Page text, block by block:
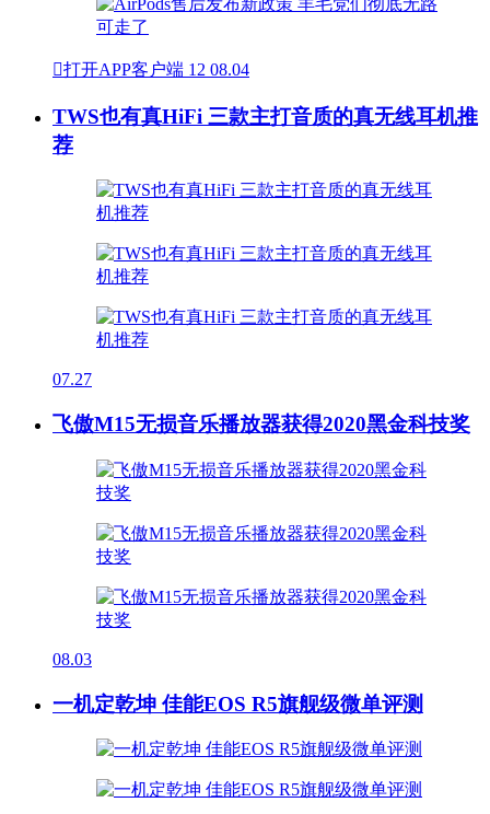
打开APP客户端 12 08.04
TWS也有真HiFi 三款主打音质的真无线耳机推
荐
07.27
飞傲M15无损音乐播放器获得2020黑金科技奖
08.03
一机定乾坤 佳能EOS R5旗舰级微单评测